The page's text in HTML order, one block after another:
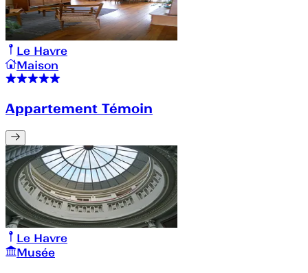
Le Havre
Maison
Appartement Témoin
Le Havre
Musée